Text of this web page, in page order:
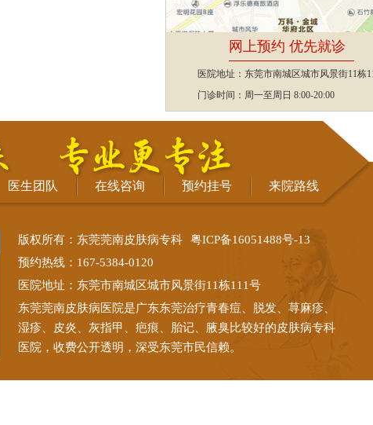
网上预约 优先就诊
医院地址：东莞市南城区城市风景街11栋
门诊时间：周一至周日 8:00-20:00
医生团队 在线咨询 预约挂号 来院路线
版权所有：东莞莞南皮肤病专科
粤ICP备16051488号-13
预约热线：167-5384-0120
医院地址：东莞市南城区城市风景街11栋111号
东莞莞南皮肤病医院是广东东莞治疗青春痘、脱发、荨麻疹、
湿疹、皮炎、灰指甲、疤痕、胎记、腋臭比较好的皮肤病专科
医院，收费公开透明，深受东莞市民信赖。